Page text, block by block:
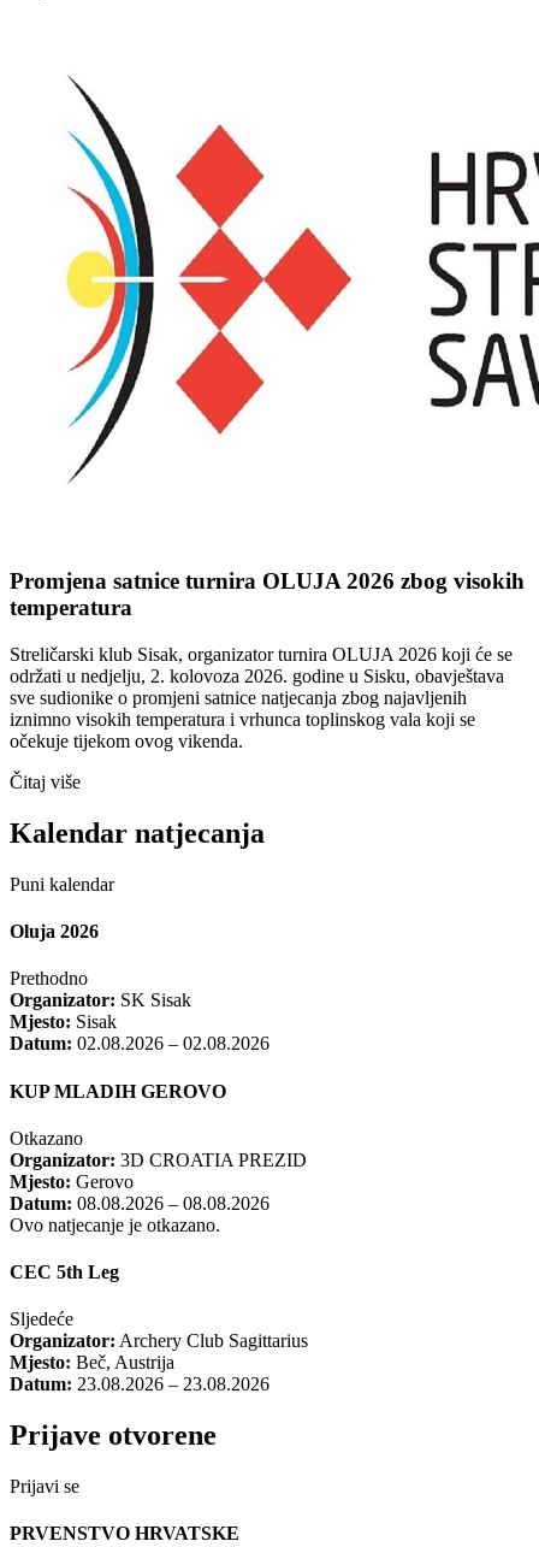
Promjena satnice turnira OLUJA 2026 zbog visokih
temperatura
Streličarski klub Sisak, organizator turnira OLUJA 2026 koji će se
održati u nedjelju, 2. kolovoza 2026. godine u Sisku, obavještava
sve sudionike o promjeni satnice natjecanja zbog najavljenih
iznimno visokih temperatura i vrhunca toplinskog vala koji se
očekuje tijekom ovog vikenda.
Čitaj više
Kalendar natjecanja
Puni kalendar
Oluja 2026
Prethodno
Organizator: SK Sisak
Mjesto: Sisak
Datum: 02.08.2026 – 02.08.2026
KUP MLADIH GEROVO
Otkazano
Organizator: 3D CROATIA PREZID
Mjesto: Gerovo
Datum: 08.08.2026 – 08.08.2026
Ovo natjecanje je otkazano.
CEC 5th Leg
Sljedeće
Organizator: Archery Club Sagittarius
Mjesto: Beč, Austrija
Datum: 23.08.2026 – 23.08.2026
Prijave otvorene
Prijavi se
PRVENSTVO HRVATSKE